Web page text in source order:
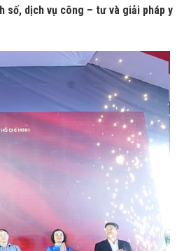
số, dịch vụ công – tư và giải pháp y